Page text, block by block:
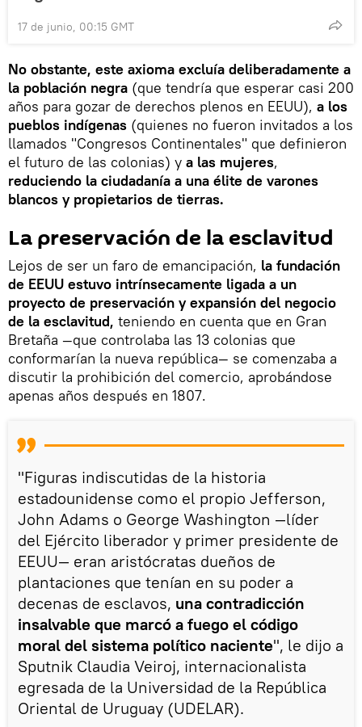
17 de junio, 00:15 GMT
No obstante, este axioma excluía deliberadamente a
la población negra (que tendría que esperar casi 200
años para gozar de derechos plenos en EEUU), a los
pueblos indígenas (quienes no fueron invitados a los
llamados "Congresos Continentales" que definieron
el futuro de las colonias) y a las mujeres,
reduciendo la ciudadanía a una élite de varones
blancos y propietarios de tierras.
La preservación de la esclavitud
Lejos de ser un faro de emancipación, la fundación
de EEUU estuvo intrínsecamente ligada a un
proyecto de preservación y expansión del negocio
de la esclavitud, teniendo en cuenta que en Gran
Bretaña —que controlaba las 13 colonias que
conformarían la nueva república— se comenzaba a
discutir la prohibición del comercio, aprobándose
apenas años después en 1807.
"Figuras indiscutidas de la historia
estadounidense como el propio Jefferson,
John Adams o George Washington —líder
del Ejército liberador y primer presidente de
EEUU— eran aristócratas dueños de
plantaciones que tenían en su poder a
decenas de esclavos, una contradicción
insalvable que marcó a fuego el código
moral del sistema político naciente", le dijo a
Sputnik Claudia Veiroj, internacionalista
egresada de la Universidad de la República
Oriental de Uruguay (UDELAR).